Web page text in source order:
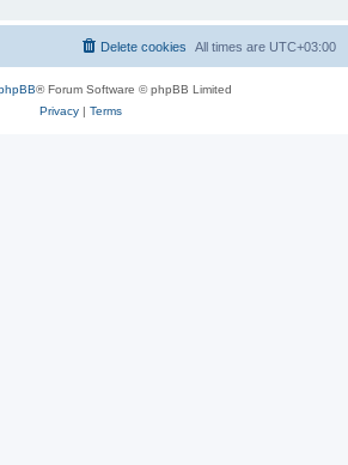
h
All times are UTC+03:00
Delete cookies
® Forum Software © phpBB Limited
Privacy| Terms